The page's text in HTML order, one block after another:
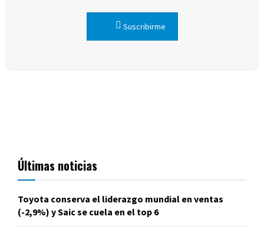
Suscribirme
Últimas noticias
Toyota conserva el liderazgo mundial en ventas
(-2,9%) y Saic se cuela en el top 6